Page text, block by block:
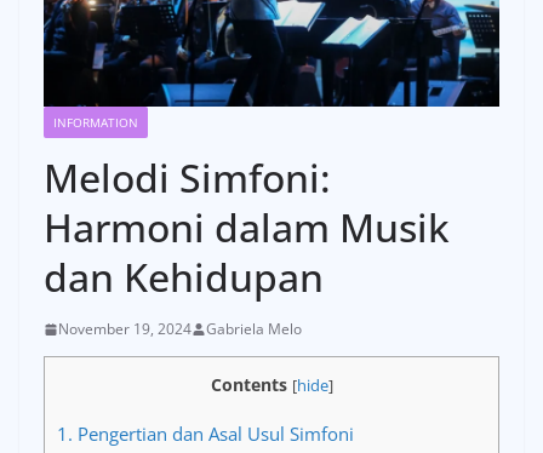
INFORMATION
Melodi Simfoni:
Harmoni dalam Musik
dan Kehidupan
November 19, 2024 Gabriela Melo
Contents [hide]
1. Pengertian dan Asal Usul Simfoni